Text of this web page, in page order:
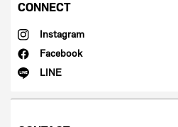
CONNECT
Instagram
Facebook
LINE